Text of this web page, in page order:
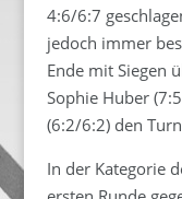
4:6/6:7
jedoch immer
Ende mit Siegen
Sophie Huber
(6:2/6:2) den
In der Kategorie